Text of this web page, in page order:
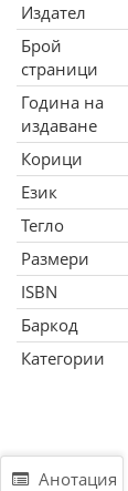
Издател
Брой
страници
Година на
издаване
Корици
Език
Тегло
Размери
ISBN
Баркод
Категории
Анотация